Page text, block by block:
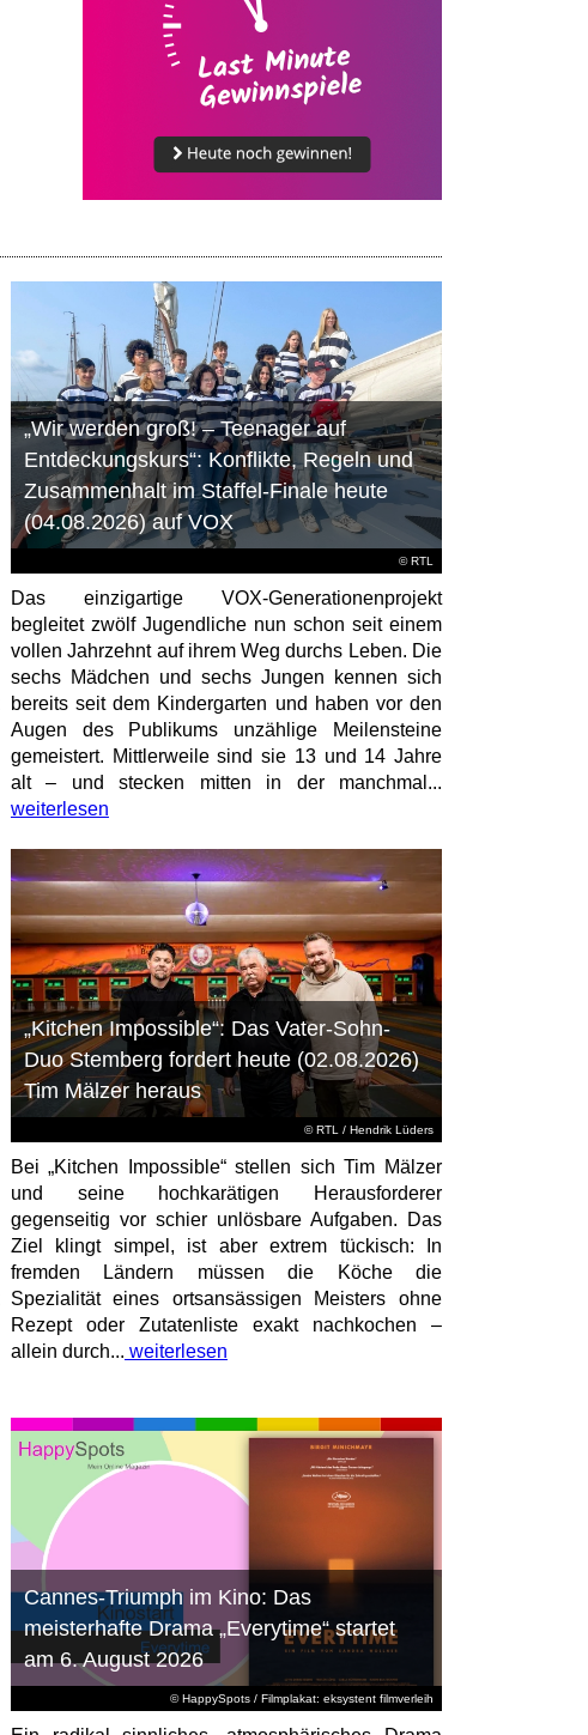
© RTL
„Wir werden groß! – Teenager auf
Entdeckungskurs“: Konflikte, Regeln und
Zusammenhalt im Staffel-Finale heute
(04.08.2026) auf VOX
Das einzigartige VOX-Generationenprojekt
begleitet zwölf Jugendliche nun schon seit einem
vollen Jahrzehnt auf ihrem Weg durchs Leben. Die
sechs Mädchen und sechs Jungen kennen sich
bereits seit dem Kindergarten und haben vor den
Augen des Publikums unzählige Meilensteine
gemeistert. Mittlerweile sind sie 13 und 14 Jahre
alt – und stecken mitten in der manchmal...
weiterlesen
© RTL/ Hendrik Lüders
„Kitchen Impossible“: Das Vater-Sohn-
Duo Stemberg fordert heute (02.08.2026)
Tim Mälzer heraus
Bei „Kitchen Impossible“ stellen sich Tim Mälzer
und seine hochkarätigen Herausforderer
gegenseitig vor schier unlösbare Aufgaben. Das
Ziel klingt simpel, ist aber extrem tückisch: In
fremden Ländern müssen die Köche die
Spezialität eines ortsansässigen Meisters ohne
Rezept oder Zutatenliste exakt nachkochen –
allein durch... weiterlesen
© HappySpots / Filmplakat: eksystent filmverleih
Cannes-Triumph im Kino: Das
meisterhafte Drama „Everytime“ startet
am 6. August 2026